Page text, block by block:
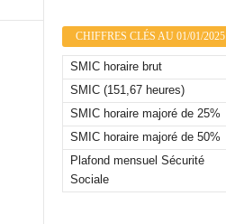
CHIFFRES CLÉS AU 01/01/2025
SMIC horaire brut
SMIC (151,67 heures)
SMIC horaire majoré de 25%
SMIC horaire majoré de 50%
Plafond mensuel Sécurité
Sociale